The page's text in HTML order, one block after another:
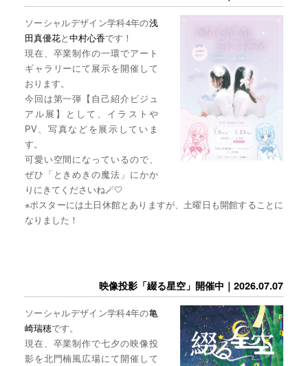
ソーシャルデザイン学科4年の浅
田真優花と中村心香です！
現在、卒業制作の一環でアート
ギャラリーにて展示を開催して
おります。
今回は第一弾【自己紹介ビジュ
アル展】として、イラストや
PV、写真などを展示していま
す。
可愛い空間になっているので、
ぜひ「ときめきの魔法」にかか
りにきてくださいね🪄🤍
※ポスターには土日休館とありますが、土曜日も開館することに
なりました！
映像投影「綴る星空」開催中｜2026.07.07
ソーシャルデザイン学科4年の亀
崎瑞穂です。
現在、卒業制作で七夕の映像投
影を北門楠風広場にて開催して